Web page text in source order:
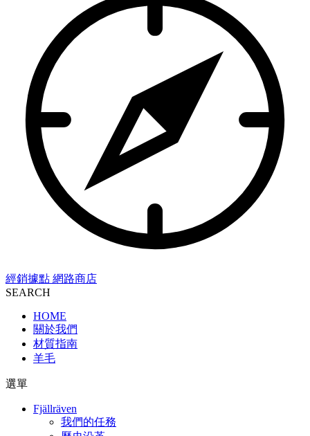
經銷據點 網路商店
SEARCH
HOME
關於我們
材質指南
羊毛
選單
Fjällräven
我們的任務